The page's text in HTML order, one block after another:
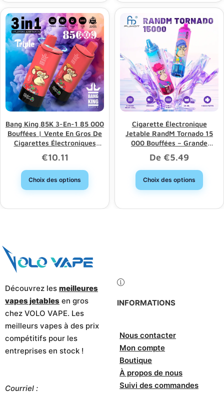
Bang King 85K 3-En-1 85 000
Bouffées | Vente En Gros De
Cigarettes Électroniques
Jetables À Longue Durée De
Vie Et À Triple Option
€10.11
Choix des options
Cigarette Électronique
Jetable RandM Tornado 15
000 Bouffées – Grande
Capacité, Bon Choix, Remise
Sur Les Achats En Gros
De €5.49
Choix des options
Découvrez les meilleures
vapes jetables en gros
chez VOLO VAPE. Les
meilleurs vapes à des prix
compétitifs pour les
entreprises en stock !
Courriel :
INFORMATIONS
Nous contacter
Mon compte
Boutique
À propos de nous
Suivi des commandes